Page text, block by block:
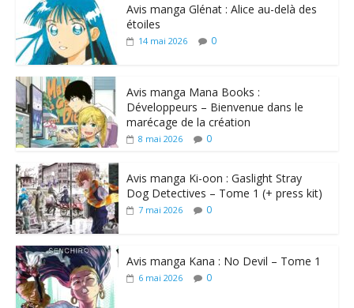
Avis manga Glénat : Alice au-delà des
étoiles
14 mai 2026 0
Avis manga Mana Books :
Développeurs – Bienvenue dans le
marécage de la création
8 mai 2026 0
Avis manga Ki-oon : Gaslight Stray
Dog Detectives – Tome 1 (+ press kit)
7 mai 2026 0
Avis manga Kana : No Devil – Tome 1
6 mai 2026 0